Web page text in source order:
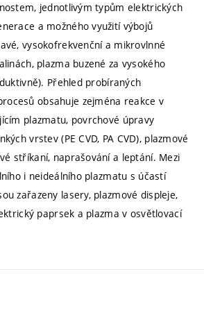
jednotlivým typům elektrických
a možného využití výbojů
vysokofrekvenční a mikrovlnné
plazma buzené za vysokého
Přehled probíraných
obsahuje zejména reakce v
plazmatu, povrchové úpravy
vrstev (PE CVD, PA CVD), plazmové
stříkaní, naprašování a leptání. Mezi
i neideálního plazmatu s účastí
zařazeny lasery, plazmové displeje,
paprsek a plazma v osvětlovací